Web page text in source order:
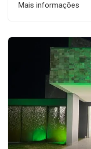
Mais informações